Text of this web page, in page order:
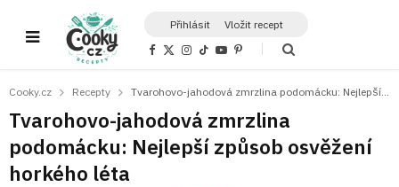
Přihlásit Vložit recept
F
b
o
k
X
i
t
e
r
)
I
a
r
a
m
T
o
Y
u
e
P
e
e
s
t
Cooky.cz Recepty
Tvarohovo-jahodová zmrzlina
podomácku: Nejlepší způsob osvěžení
horkého léta